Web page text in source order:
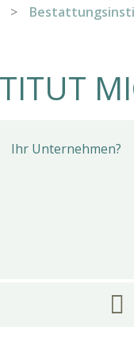
>
Ihr Unternehmen?